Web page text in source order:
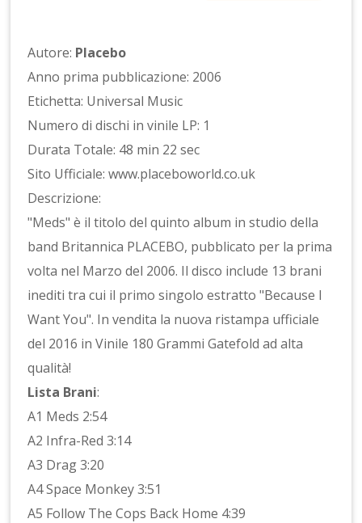
Autore: Placebo
Anno prima pubblicazione: 2006
Etichetta: Universal Music
Numero di dischi in vinile LP: 1
Durata Totale: 48 min 22 sec
Sito Ufficiale: www.placeboworld.co.uk
Descrizione:
"Meds" è il titolo del quinto album in studio della
band Britannica PLACEBO, pubblicato per la prima
volta nel Marzo del 2006. Il disco include 13 brani
inediti tra cui il primo singolo estratto "Because I
Want You". In vendita la nuova ristampa ufficiale
del 2016 in Vinile 180 Grammi Gatefold ad alta
qualità!
Lista Brani:
A1 Meds 2:54
A2 Infra-Red 3:14
A3 Drag 3:20
A4 Space Monkey 3:51
A5 Follow The Cops Back Home 4:39